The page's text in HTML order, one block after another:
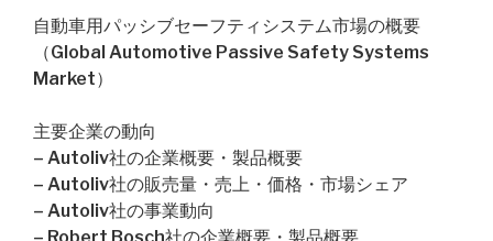
自動車用パッシブセーフティシステム市場の概要
（Global Automotive Passive Safety Systems
Market）
主要企業の動向
– Autoliv社の企業概要・製品概要
– Autoliv社の販売量・売上・価格・市場シェア
– Autoliv社の事業動向